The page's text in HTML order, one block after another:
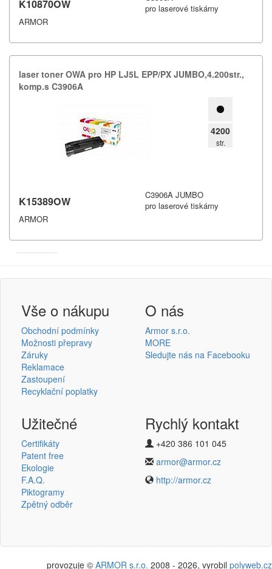
K10870OW
ARMOR
pro laserové tiskárny
laser toner OWA pro HP LJ5L EPP/​PX JUMBO,​4.​200str.​,​
komp.​s C3906A
4200
str.
K15389OW
ARMOR
C3906A JUMBO
pro laserové tiskárny
Přihlášení uživatele
Přihlásit se
Nová registrace
Termotransferové pásky
v novém e-shopu
Vše o nákupu
Obchodní podmínky
Možnosti přepravy
Záruky
Reklamace
Zastoupení
Recyklační poplatky
O nás
Armor s.r.o.
MORE
Sledujte nás na Facebooku
Užitečné
Certifikáty
Patent free
Ekologie
F.A.Q.
Piktogramy
Zpětný odběr
Rychlý kontakt
+420 386 101 045
armor@armor.cz
http://armor.cz
provozuje © ARMOR s.r.o. 2008 - 2026, vyrobil polyweb.cz